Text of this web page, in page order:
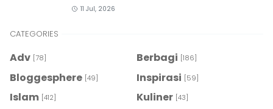
11 Jul, 2026
CATEGORIES
Adv [78] Berbagi [186]
Bloggesphere [49] Inspirasi [59]
Islam [412] Kuliner [43]